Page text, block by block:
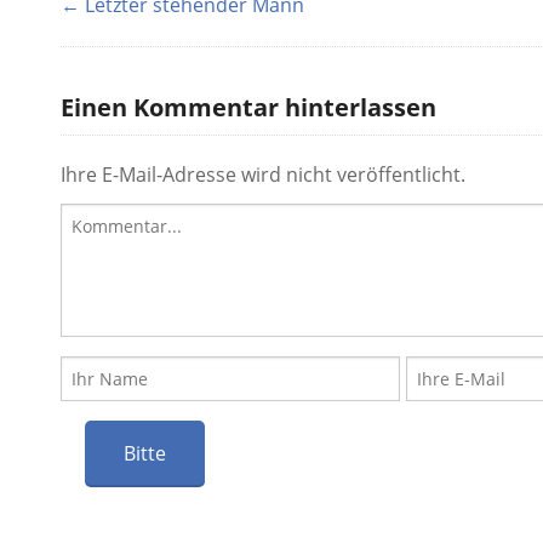
Einen Kommentar hinterlassen
Ihre E-Mail-Adresse wird nicht veröffentlicht.